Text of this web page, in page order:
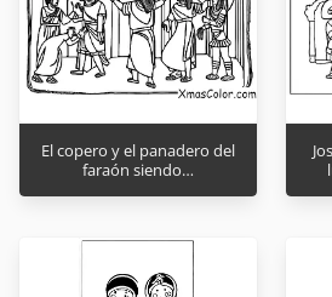
El copero y el panadero del
faraón siendo…